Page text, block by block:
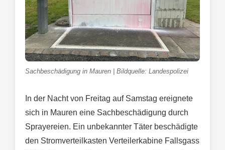
Sachbeschädigung in Mauren | Bildquelle: Landespolizei
In der Nacht von Freitag auf Samstag ereignete
sich in Mauren eine Sachbeschädigung durch
Sprayereien. Ein unbekannter Täter beschädigte
den Stromverteilkasten Verteilerkabine Fallsgass